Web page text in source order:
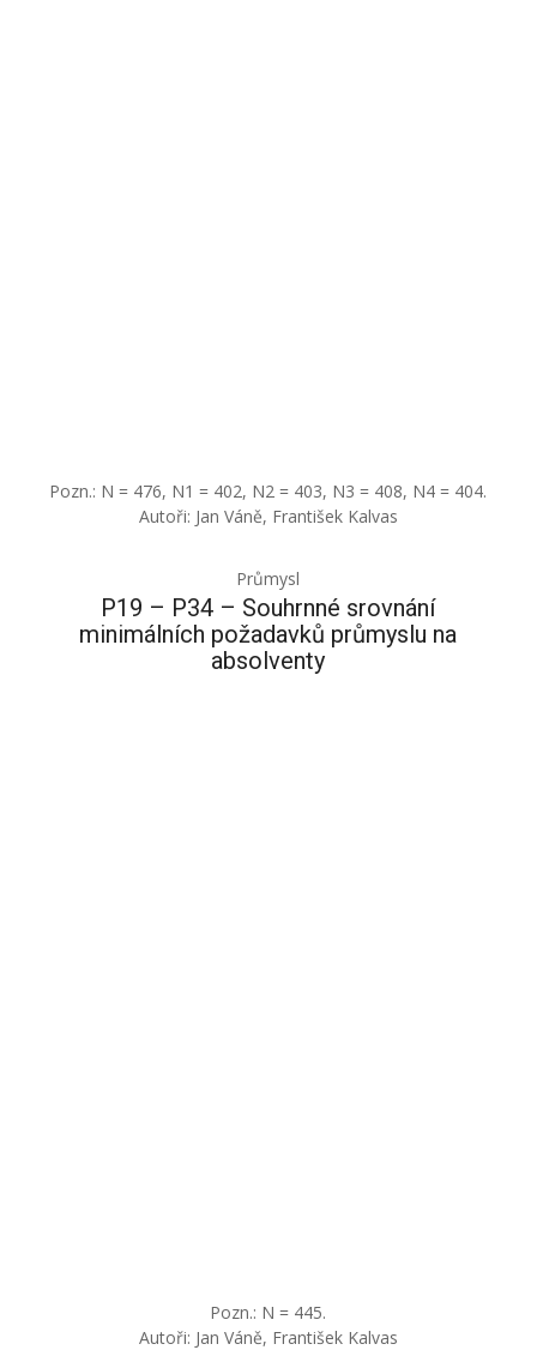
Pozn.: N = 476, N1 = 402, N2 = 403, N3 = 408, N4 = 404.
Autoři: Jan Váně, František Kalvas
Průmysl
P19 – P34 – Souhrnné srovnání
minimálních požadavků průmyslu na
absolventy
Pozn.: N = 445.
Autoři: Jan Váně, František Kalvas